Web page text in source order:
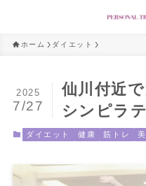
ホーム ダイエット
仙川付近
シンピラ
2025
7/27
ダイエット 健康 筋トレ